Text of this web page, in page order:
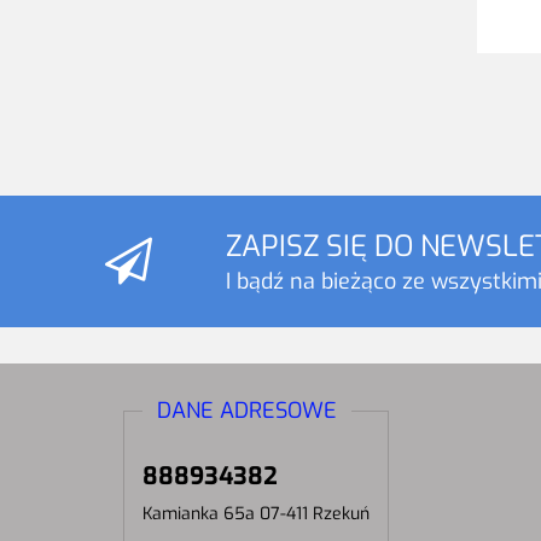
ZAPISZ SIĘ DO
I bądź na bieżąco ze
DANE ADRESOWE
888934382
Kamianka 65a 07-411 Rzekuń